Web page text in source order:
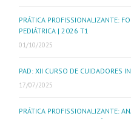
PRÁTICA PROFISSIONALIZANTE:
PEDIÁTRICA | 2026 T1
01/10/2025
PAD: XII CURSO DE CUIDADORES
17/07/2025
PRÁTICA PROFISSIONALIZANTE: